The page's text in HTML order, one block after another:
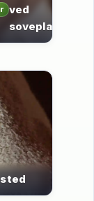
ved
soveplads